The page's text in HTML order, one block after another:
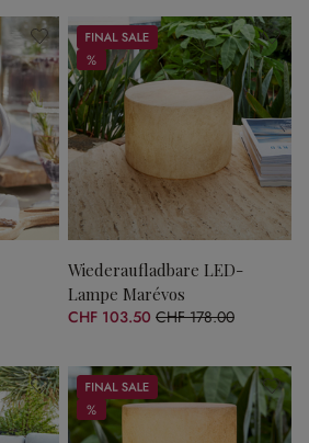
Sale
%
%
Wiederaufladbare LED-
Lampe Marévos
CHF 103.50 CHF 178.00
(41.85% gespart)
Sale
%
%